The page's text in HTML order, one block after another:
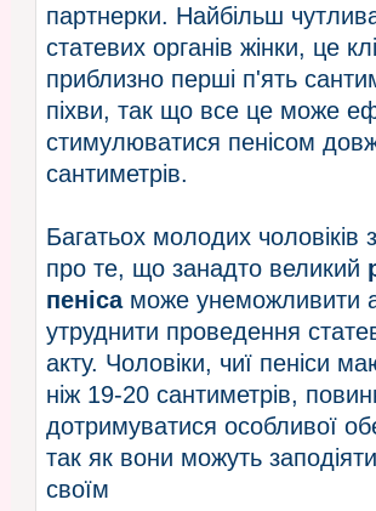
партнерки. Найбільш
статевих органів жінки, це
приблизно перші п'ять
піхви, так що все це може
стимулюватися пенісом
сантиметрів.
Багатьох молодих чоловіків
про те, що занадто великий
пенісаможе унеможливити
утруднити проведення
акту. Чоловіки, чиї пеніси
ніж 19-20 сантиметрів,
дотримуватися особливої
так як вони можуть
своїм